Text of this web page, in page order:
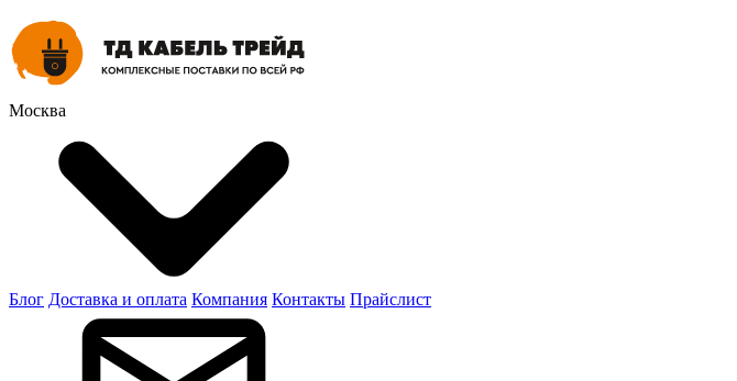
Москва
Блог Доставка и оплата Компания Контакты Прайслист